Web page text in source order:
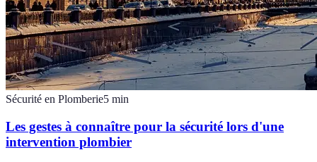
Sécurité en Plomberie5 min
Les gestes à connaître pour la sécurité lors d'une
intervention plombier